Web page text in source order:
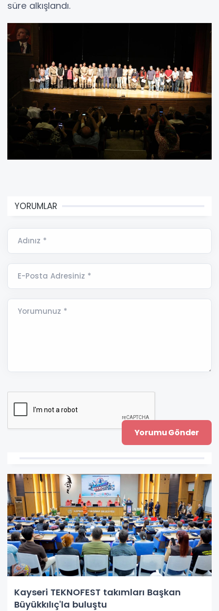
süre alkışlandı.
YORUMLAR
Adınız *
E-Posta Adresiniz *
Yorumunuz *
Kayseri TEKNOFEST takımları Başkan
Büyükkılıç'la buluştu